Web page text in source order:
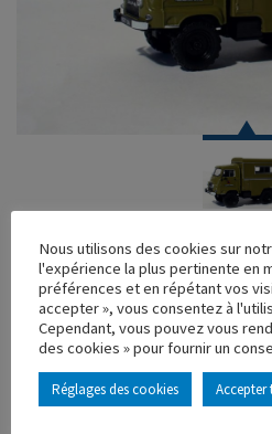
VOITURE
SINPAR CASTOR PROTECTION
Réf. : 101341
Rupture de stock
Caractéristique principales :
Nous utilisons des cookies sur
l'expérience la plus pertinente en
préférences et en répétant vos
accepter », vous consentez à
Cependant, vous pouvez vous
des cookies » pour fournir un
Réglages des cookies